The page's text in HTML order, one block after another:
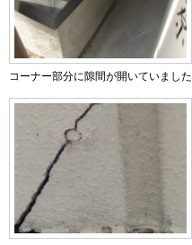
コーナー部分に隙間が開いていました